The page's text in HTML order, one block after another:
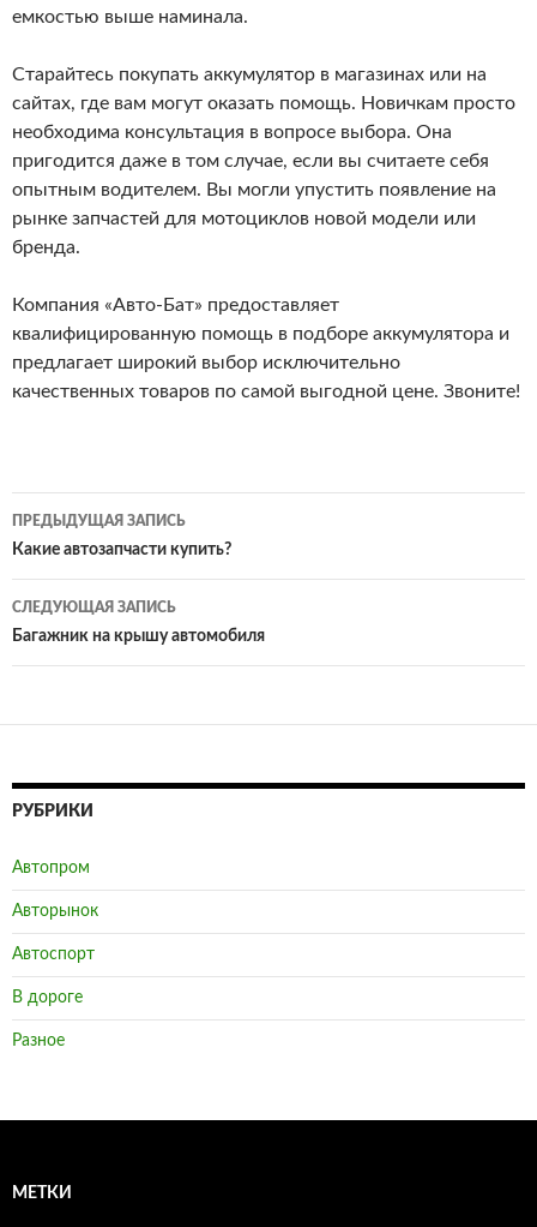
емкостью выше наминала.
Старайтесь покупать аккумулятор в магазинах или на
сайтах, где вам могут оказать помощь. Новичкам просто
необходима консультация в вопросе выбора. Она
пригодится даже в том случае, если вы считаете себя
опытным водителем. Вы могли упустить появление на
рынке запчастей для мотоциклов новой модели или
бренда.
Компания «Авто-Бат» предоставляет
квалифицированную помощь в подборе аккумулятора и
предлагает широкий выбор исключительно
качественных товаров по самой выгодной цене. Звоните!
Навигация
по
записям
ПРЕДЫДУЩАЯ ЗАПИСЬ
Какие автозапчасти купить?
СЛЕДУЮЩАЯ ЗАПИСЬ
Багажник на крышу автомобиля
РУБРИКИ
Автопром
Авторынок
Автоспорт
В дороге
Разное
МЕТКИ